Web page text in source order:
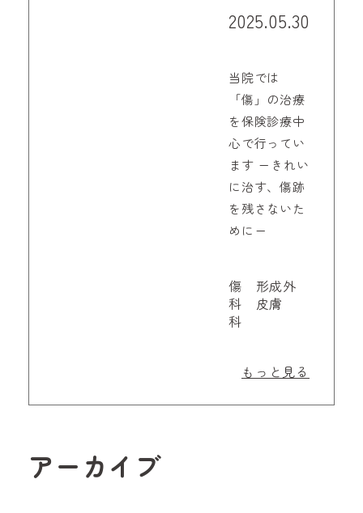
2025.05.30
当院では
「傷」の治療
を保険診療中
心で行ってい
ます ーきれい
に治す、傷跡
を残さないた
めにー
傷 形成外
科 皮膚
科
もっと見る
アーカイブ